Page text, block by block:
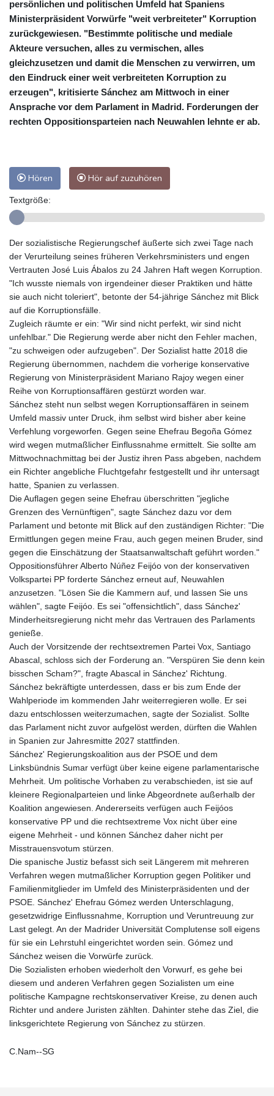
persönlichen und politischen Umfeld hat Spaniens
Ministerpräsident Vorwürfe "weit verbreiteter" Korruption
zurückgewiesen. "Bestimmte politische und mediale
Akteure versuchen, alles zu vermischen, alles
gleichzusetzen und damit die Menschen zu verwirren, um
den Eindruck einer weit verbreiteten Korruption zu
erzeugen", kritisierte Sánchez am Mittwoch in einer
Ansprache vor dem Parlament in Madrid. Forderungen der
rechten Oppositionsparteien nach Neuwahlen lehnte er ab.
Hören Hör auf zuzuhören
Textgröße:
Der sozialistische Regierungschef äußerte sich zwei Tage nach
der Verurteilung seines früheren Verkehrsministers und engen
Vertrauten José Luis Ábalos zu 24 Jahren Haft wegen Korruption.
"Ich wusste niemals von irgendeiner dieser Praktiken und hätte
sie auch nicht toleriert", betonte der 54-jährige Sánchez mit Blick
auf die Korruptionsfälle.
Zugleich räumte er ein: "Wir sind nicht perfekt, wir sind nicht
unfehlbar." Die Regierung werde aber nicht den Fehler machen,
"zu schweigen oder aufzugeben". Der Sozialist hatte 2018 die
Regierung übernommen, nachdem die vorherige konservative
Regierung von Ministerpräsident Mariano Rajoy wegen einer
Reihe von Korruptionsaffären gestürzt worden war.
Sánchez steht nun selbst wegen Korruptionsaffären in seinem
Umfeld massiv unter Druck, ihm selbst wird bisher aber keine
Verfehlung vorgeworfen. Gegen seine Ehefrau Begoña Gómez
wird wegen mutmaßlicher Einflussnahme ermittelt. Sie sollte am
Mittwochnachmittag bei der Justiz ihren Pass abgeben, nachdem
ein Richter angebliche Fluchtgefahr festgestellt und ihr untersagt
hatte, Spanien zu verlassen.
Die Auflagen gegen seine Ehefrau überschritten "jegliche
Grenzen des Vernünftigen", sagte Sánchez dazu vor dem
Parlament und betonte mit Blick auf den zuständigen Richter: "Die
Ermittlungen gegen meine Frau, auch gegen meinen Bruder, sind
gegen die Einschätzung der Staatsanwaltschaft geführt worden."
Oppositionsführer Alberto Núñez Feijóo von der konservativen
Volkspartei PP forderte Sánchez erneut auf, Neuwahlen
anzusetzen. "Lösen Sie die Kammern auf, und lassen Sie uns
wählen", sagte Feijóo. Es sei "offensichtlich", dass Sánchez'
Minderheitsregierung nicht mehr das Vertrauen des Parlaments
genieße.
Auch der Vorsitzende der rechtsextremen Partei Vox, Santiago
Abascal, schloss sich der Forderung an. "Verspüren Sie denn kein
bisschen Scham?", fragte Abascal in Sánchez' Richtung.
Sánchez bekräftigte unterdessen, dass er bis zum Ende der
Wahlperiode im kommenden Jahr weiterregieren wolle. Er sei
dazu entschlossen weiterzumachen, sagte der Sozialist. Sollte
das Parlament nicht zuvor aufgelöst werden, dürften die Wahlen
in Spanien zur Jahresmitte 2027 stattfinden.
Sánchez' Regierungskoalition aus der PSOE und dem
Linksbündnis Sumar verfügt über keine eigene parlamentarische
Mehrheit. Um politische Vorhaben zu verabschieden, ist sie auf
kleinere Regionalparteien und linke Abgeordnete außerhalb der
Koalition angewiesen. Andererseits verfügen auch Feijóos
konservative PP und die rechtsextreme Vox nicht über eine
eigene Mehrheit - und können Sánchez daher nicht per
Misstrauensvotum stürzen.
Die spanische Justiz befasst sich seit Längerem mit mehreren
Verfahren wegen mutmaßlicher Korruption gegen Politiker und
Familienmitglieder im Umfeld des Ministerpräsidenten und der
PSOE. Sánchez' Ehefrau Gómez werden Unterschlagung,
gesetzwidrige Einflussnahme, Korruption und Veruntreuung zur
Last gelegt. An der Madrider Universität Complutense soll eigens
für sie ein Lehrstuhl eingerichtet worden sein. Gómez und
Sánchez weisen die Vorwürfe zurück.
Die Sozialisten erhoben wiederholt den Vorwurf, es gehe bei
diesem und anderen Verfahren gegen Sozialisten um eine
politische Kampagne rechtskonservativer Kreise, zu denen auch
Richter und andere Juristen zählten. Dahinter stehe das Ziel, die
linksgerichtete Regierung von Sánchez zu stürzen.
C.Nam--SG